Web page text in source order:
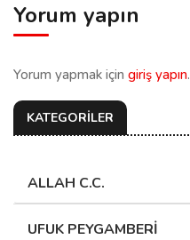
Yorum yapın
Yorum yapmak için giriş yapın.
KATEGORİLER
ALLAH C.C.
UFUK PEYGAMBERİ